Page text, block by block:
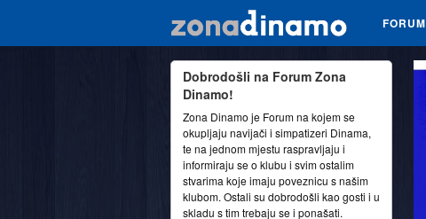
FORUM
Dobrodošli na Forum Zona
Dinamo!
Zona Dinamo je Forum na kojem se
okupljaju navijači i simpatizeri Dinama,
te na jednom mjestu raspravljaju i
informiraju se o klubu i svim ostalim
stvarima koje imaju poveznicu s našim
klubom. Ostali su dobrodošli kao gosti i u
skladu s tim trebaju se i ponašati.